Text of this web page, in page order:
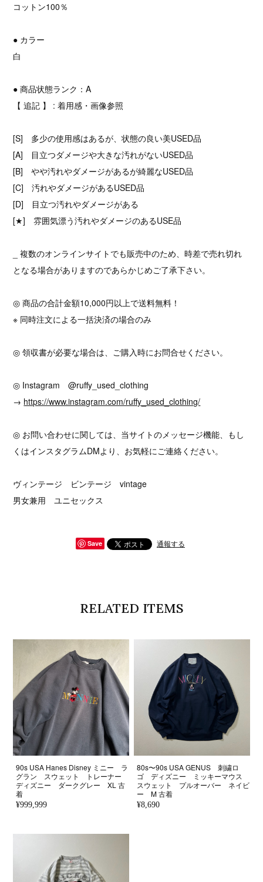
コットン100％
● カラー
白
● 商品状態ランク：A
【 追記 】 : 着用感・画像参照
[S] 多少の使用感はあるが、状態の良い美USED品
[A] 目立つダメージや大きな汚れがないUSED品
[B] やや汚れやダメージがあるが綺麗なUSED品
[C] 汚れやダメージがあるUSED品
[D] 目立つ汚れやダメージがある
[★] 雰囲気漂う汚れやダメージのあるUSE品
_ 複数のオンラインサイトでも販売中のため、時差で売れ切れ
となる場合がありますのであらかじめご了承下さい。
◎ 商品の合計金額10,000円以上で送料無料！
※ 同時注文による一括決済の場合のみ
◎ 領収書が必要な場合は、ご購入時にお問合せください。
◎ Instagram @ruffy_used_clothing
→ https://www.instagram.com/ruffy_used_clothing/
◎ お問い合わせに関しては、当サイトのメッセージ機能、もし
くはインスタグラムDMより、お気軽にご連絡ください。
ヴィンテージ ビンテージ vintage
男女兼用 ユニセックス
Save 通報する
RELATED ITEMS
90s USA Hanes Disney ミニー ラ
グラン スウェット トレーナー
ディズニー ダークグレー XL 古
着
¥999,999
80s〜90s USA GENUS 刺繍ロ
ゴ ディズニー ミッキーマウス
スウェット プルオーバー ネイビ
ー M 古着
¥8,690